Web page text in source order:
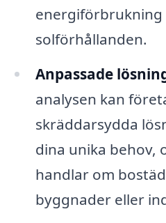
energiförbrukning
solförhållanden.
Anpassade
analysen kan
skräddarsydda
dina unika behov,
handlar om
byggnader eller